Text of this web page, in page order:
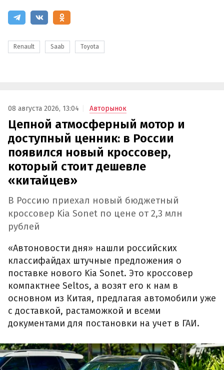
Renault Saab Toyota
08 августа 2026, 13:04 Авторынок
Цепной атмосферный мотор и
доступный ценник: в России
появился новый кроссовер,
который стоит дешевле
«китайцев»
В Россию приехал новый бюджетный
кроссовер Kia Sonet по цене от 2,3 млн
рублей
«Автоновости дня» нашли российских
классифайдах штучные предложения о
поставке нового Kia Sonet. Это кроссовер
компактнее Seltos, а возят его к нам в
основном из Китая, предлагая автомобили уже
с доставкой, растаможкой и всеми
документами для постановки на учет в ГАИ.